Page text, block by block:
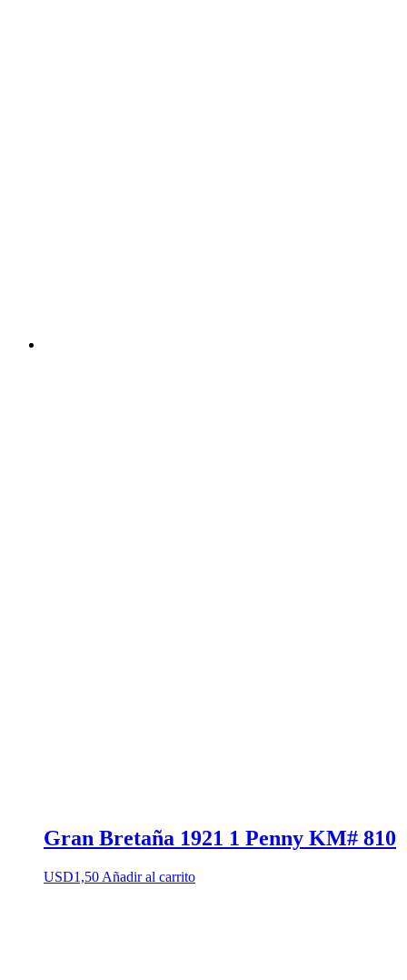
Gran Bretaña 1921 1 Penny KM# 810
USD1,50 Añadir al carrito